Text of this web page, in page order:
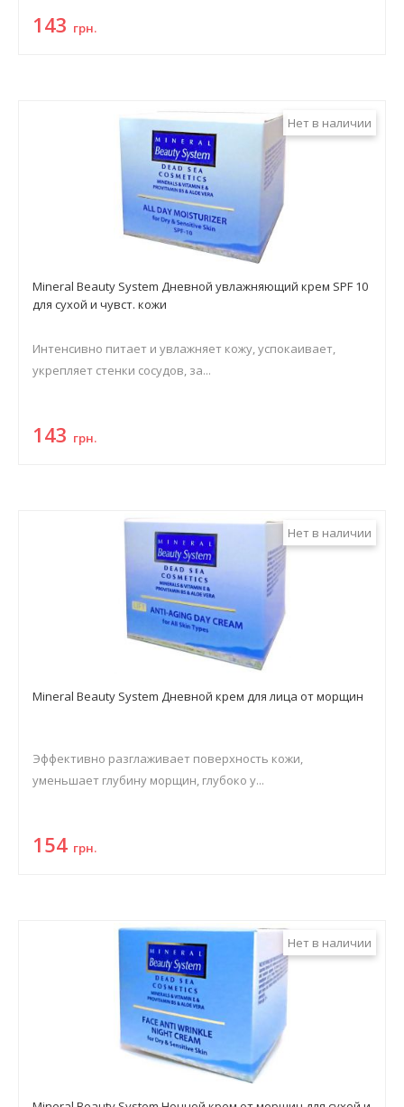
143 грн.
Нет в наличии
Mineral Beauty System Дневной увлажняющий крем SPF 10
для сухой и чувст. кожи
Интенсивно питает и увлажняет кожу, успокаивает,
укрепляет стенки сосудов, за...
143 грн.
Нет в наличии
Mineral Beauty System Дневной крем для лица от морщин
Эффективно разглаживает поверхность кожи,
уменьшает глубину морщин, глубоко у...
154 грн.
Нет в наличии